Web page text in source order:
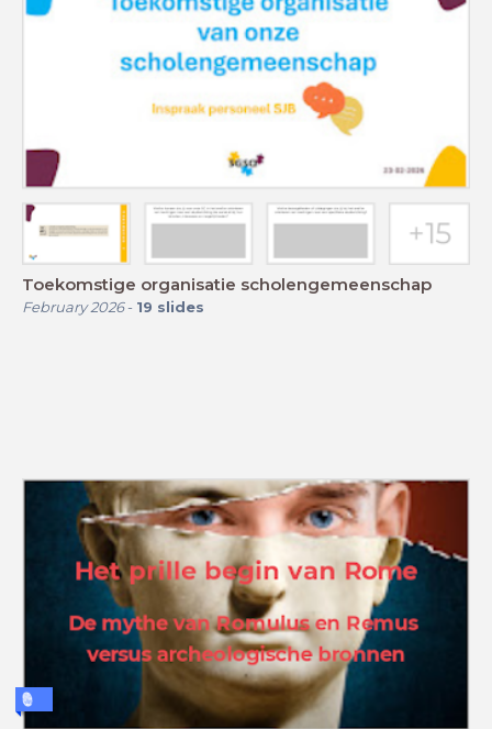
Toekomstige organisatie scholengemeenschap
February 2026- 19 slides